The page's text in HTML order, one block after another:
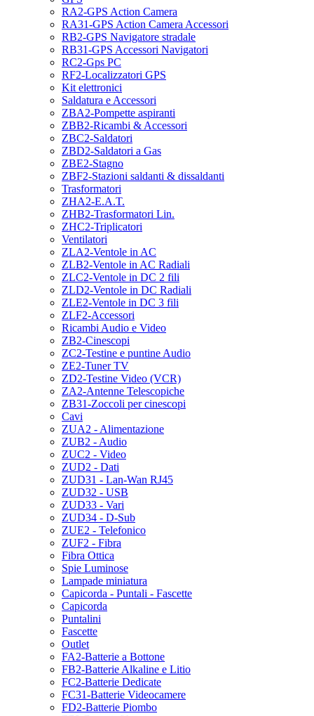
RA2-GPS Action Camera
RA31-GPS Action Camera Accessori
RB2-GPS Navigatore stradale
RB31-GPS Accessori Navigatori
RC2-Gps PC
RF2-Localizzatori GPS
Kit elettronici
Saldatura e Accessori
ZBA2-Pompette aspiranti
ZBB2-Ricambi & Accessori
ZBC2-Saldatori
ZBD2-Saldatori a Gas
ZBE2-Stagno
ZBF2-Stazioni saldanti & dissaldanti
Trasformatori
ZHA2-E.A.T.
ZHB2-Trasformatori Lin.
ZHC2-Triplicatori
Ventilatori
ZLA2-Ventole in AC
ZLB2-Ventole in AC Radiali
ZLC2-Ventole in DC 2 fili
ZLD2-Ventole in DC Radiali
ZLE2-Ventole in DC 3 fili
ZLF2-Accessori
Ricambi Audio e Video
ZB2-Cinescopi
ZC2-Testine e puntine Audio
ZE2-Tuner TV
ZD2-Testine Video (VCR)
ZA2-Antenne Telescopiche
ZB31-Zoccoli per cinescopi
Cavi
ZUA2 - Alimentazione
ZUB2 - Audio
ZUC2 - Video
ZUD2 - Dati
ZUD31 - Lan-Wan RJ45
ZUD32 - USB
ZUD33 - Vari
ZUD34 - D-Sub
ZUE2 - Telefonico
ZUF2 - Fibra
Fibra Ottica
Spie Luminose
Lampade miniatura
Capicorda - Puntali - Fascette
Capicorda
Puntalini
Fascette
Outlet
FA2-Batterie a Bottone
FB2-Batterie Alkaline e Litio
FC2-Batterie Dedicate
FC31-Batterie Videocamere
FD2-Batterie Piombo